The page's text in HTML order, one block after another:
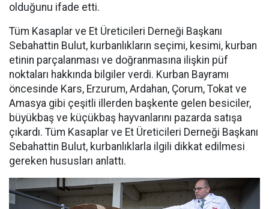
olduğunu ifade etti.
Tüm Kasaplar ve Et Üreticileri Derneği Başkanı
Sebahattin Bulut, kurbanlıkların seçimi, kesimi, kurban
etinin parçalanması ve doğranmasına ilişkin püf
noktaları hakkında bilgiler verdi. Kurban Bayramı
öncesinde Kars, Erzurum, Ardahan, Çorum, Tokat ve
Amasya gibi çeşitli illerden başkente gelen besiciler,
büyükbaş ve küçükbaş hayvanlarını pazarda satışa
çıkardı. Tüm Kasaplar ve Et Üreticileri Derneği Başkanı
Sebahattin Bulut, kurbanlıklarla ilgili dikkat edilmesi
gereken hususları anlattı.